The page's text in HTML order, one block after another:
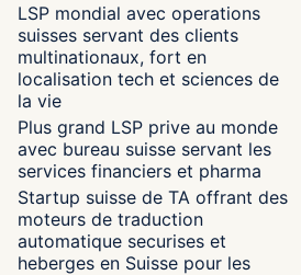
LSP mondial avec operations
suisses servant des clients
multinationaux, fort en
localisation tech et sciences de
la vie
Plus grand LSP prive au monde
avec bureau suisse servant les
services financiers et pharma
Startup suisse de TA offrant des
moteurs de traduction
automatique securises et
heberges en Suisse pour les